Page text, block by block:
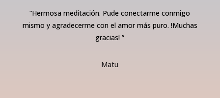
“Hermosa meditación. Pude conectarme conmigo
mismo y agradecerme con el amor más puro. !Muchas
gracias!”
Matu